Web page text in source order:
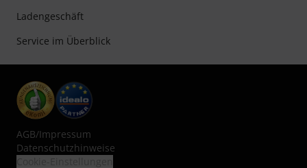
Ladengeschäft
Service im Überblick
AGB/Impressum
Datenschutzhinweise